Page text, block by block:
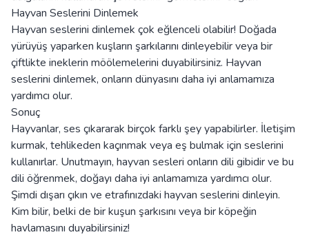
Hayvan Seslerini Dinlemek
Hayvan seslerini dinlemek çok eğlenceli olabilir! Doğada
yürüyüş yaparken kuşların şarkılarını dinleyebilir veya bir
çiftlikte ineklerin möölemelerini duyabilirsiniz. Hayvan
seslerini dinlemek, onların dünyasını daha iyi anlamamıza
yardımcı olur.
Sonuç
Hayvanlar, ses çıkararak birçok farklı şey yapabilirler. İletişim
kurmak, tehlikeden kaçınmak veya eş bulmak için seslerini
kullanırlar. Unutmayın, hayvan sesleri onların dili gibidir ve bu
dili öğrenmek, doğayı daha iyi anlamamıza yardımcı olur.
Şimdi dışarı çıkın ve etrafınızdaki hayvan seslerini dinleyin.
Kim bilir, belki de bir kuşun şarkısını veya bir köpeğin
havlamasını duyabilirsiniz!